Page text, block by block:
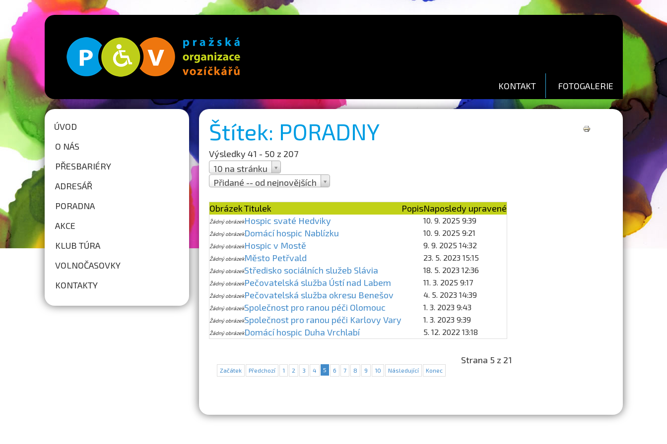
KONTAKT FOTOGALERIE
ÚVOD
O NÁS
PŘESBARIÉRY
ADRESÁŘ
PORADNA
AKCE
KLUB TÚRA
VOLNOČASOVKY
KONTAKTY
Štítek: PORADNY
Výsledky 41 - 50 z 207
10 na stránku
Přidané -- od nejnovějších
ObrázekTitulek PopisNaposledy upravené
Žádný obrázekHospic svaté Hedviky 10. 9. 2025 9:39
Žádný obrázekDomácí hospic Nablízku 10. 9. 2025 9:21
Žádný obrázekHospic v Mostě 9. 9. 2025 14:32
Žádný obrázekMěsto Petřvald 23. 5. 2023 15:15
Žádný obrázekStředisko sociálních služeb Slávia 18. 5. 2023 12:36
Žádný obrázekPečovatelská služba Ústí nad Labem 11. 3. 2025 9:17
Žádný obrázekPečovatelská služba okresu Benešov 4. 5. 2023 14:39
Žádný obrázekSpolečnost pro ranou péči Olomouc 1. 3. 2023 9:43
Žádný obrázekSpolečnost pro ranou péči Karlovy Vary 1. 3. 2023 9:39
Žádný obrázekDomácí hospic Duha Vrchlabí 5. 12. 2022 13:18
Strana 5 z 21
Začátek Předchozí 1 2 3 4 5 6 7 8 9 10 Následující Konec